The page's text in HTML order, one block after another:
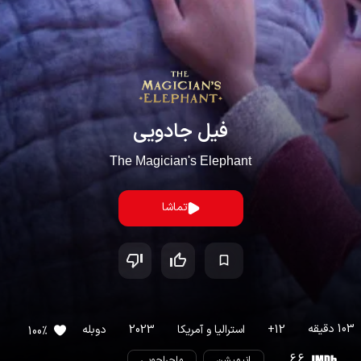
فیل جادویی
The Magician's Elephant
تماشا
103 دقیقه 12
+ استرالیاوآمریکا 2023 دوبله 100%